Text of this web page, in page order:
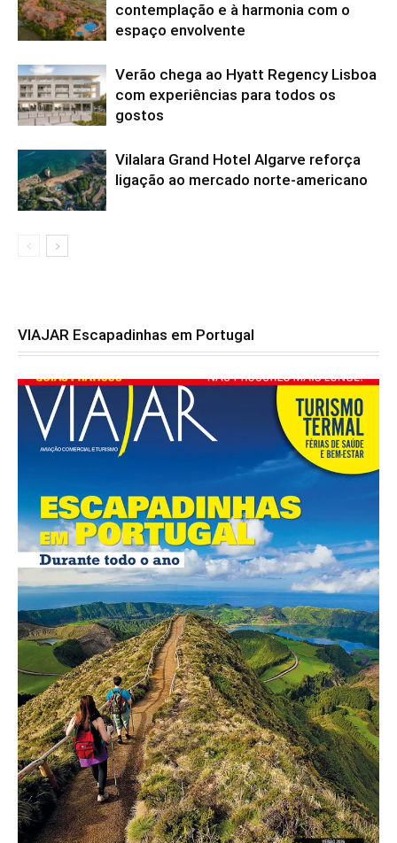
contemplação e à harmonia com o
espaço envolvente
Verão chega ao Hyatt Regency Lisboa
com experiências para todos os
gostos
Vilalara Grand Hotel Algarve reforça
ligação ao mercado norte-americano
VIAJAR Escapadinhas em Portugal